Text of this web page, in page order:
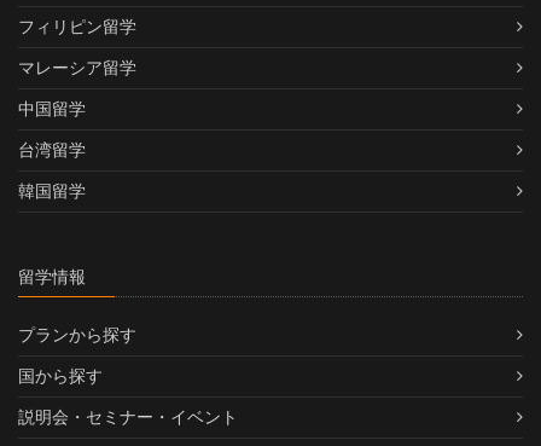
フィリピン留学
マレーシア留学
中国留学
台湾留学
韓国留学
留学情報
プランから探す
国から探す
説明会・セミナー・イベント